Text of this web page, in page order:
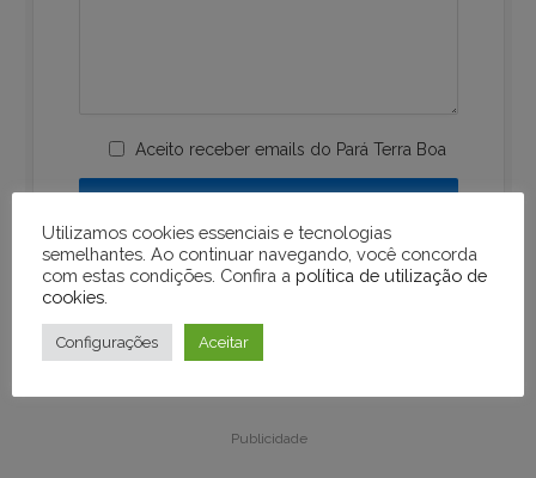
Aceito receber emails do Pará Terra Boa
Publicidade
Publicidade
Utilizamos cookies essenciais e tecnologias
semelhantes. Ao continuar navegando, você concorda
com estas condições. Confira a política de utilização de
cookies
Configurações Aceitar